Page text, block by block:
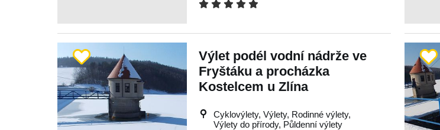
Výlet podél vodní nádrže ve
Fryštáku a procházka
Kostelcem u Zlína
Cyklovýlety, Výlety, Rodinné výlety,
Výlety do přírody, Půldenní výlety